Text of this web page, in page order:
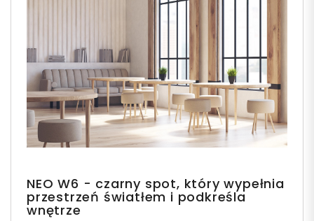
NEO W6 - czarny spot, który wypełnia
przestrzeń światłem i podkreśla
wnętrze